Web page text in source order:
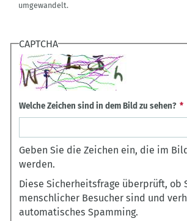
umgewandelt.
CAPTCHA
Welche Zeichen sind in dem Bild zu sehen?
Geben Sie die Zeichen ein, die im
werden.
Diese Sicherheitsfrage überprüft, ob
menschlicher Besucher sind und
automatisches Spamming.